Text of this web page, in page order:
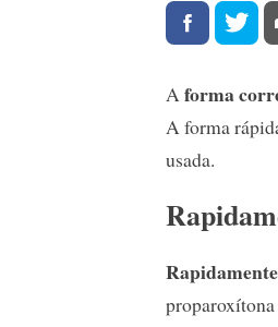
Aforma
A forma
usada.
Rapidamente
proparoxítona